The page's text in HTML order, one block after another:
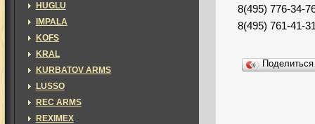
8(495) 776-34-
8(495) 761-41-
HUGLU
IMPALA
KOFS
KRAL
KURBATOV ARMS
LUSSO
REC ARMS
REXIMEX